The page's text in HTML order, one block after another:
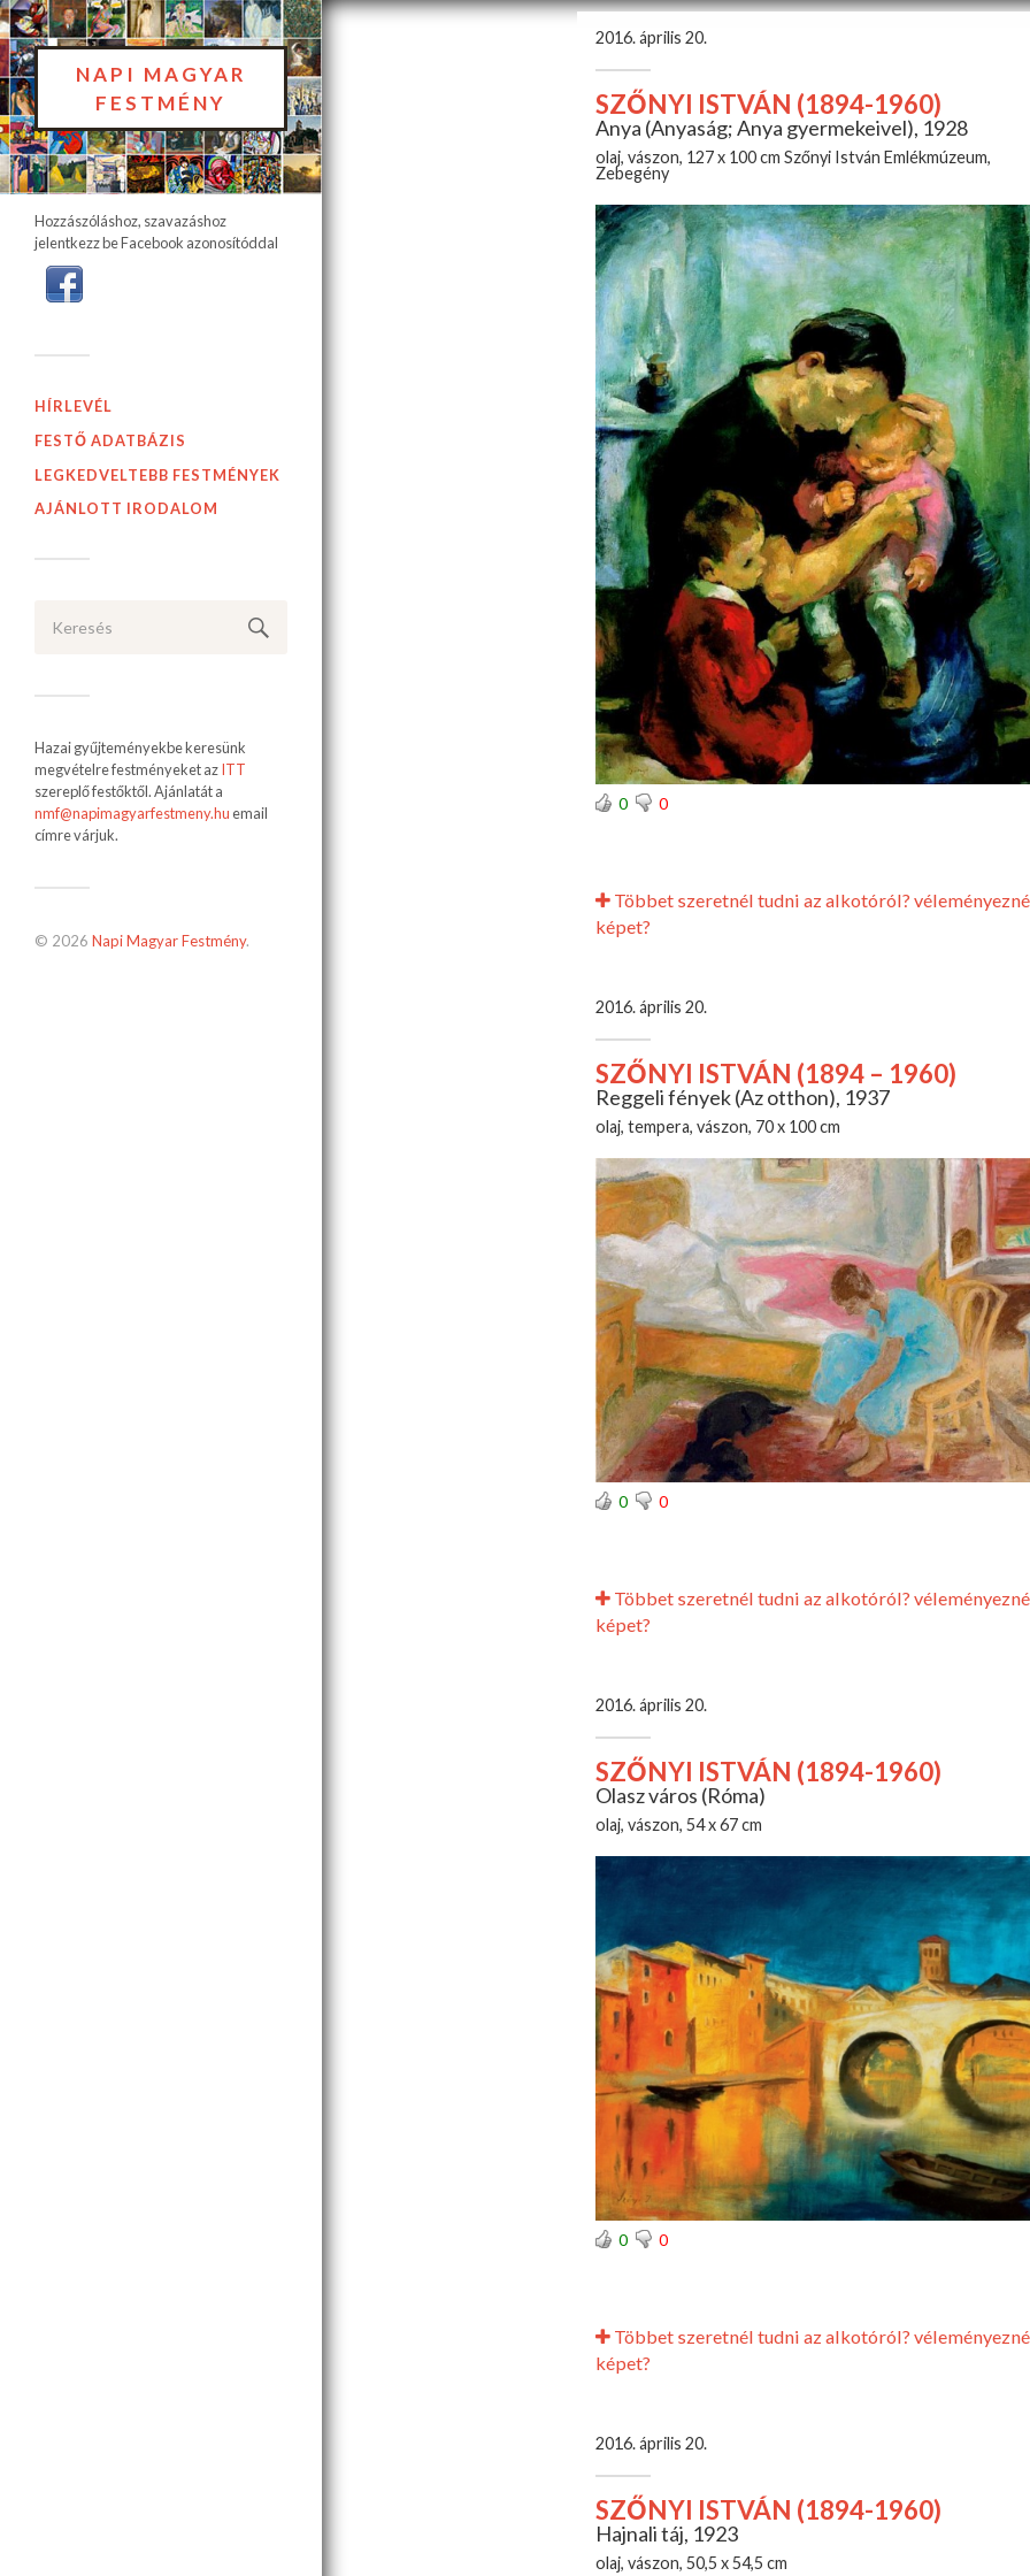
NAPI MAGYAR
FESTMÉNY
Hozzászóláshoz, szavazáshoz
jelentkezz be Facebook azonosítóddal
HÍRLEVÉL
FESTŐ ADATBÁZIS
LEGKEDVELTEBB FESTMÉNYEK
AJÁNLOTT IRODALOM
Hazai gyűjteményekbe keresünk
megvételre festményeket azITT
szereplő festőktől. Ajánlatát a
nmf@napimagyarfestmeny.hu email
címre várjuk.
© 2026 Napi Magyar Festmény.
2016. április 20.
SZŐNYI ISTVÁN (1894-1960)
Anya (Anyaság; Anya gyermekeivel), 1928
olaj, vászon, 127 x 100 cm Szőnyi István Emlékmúzeum,
Zebegény
0 0
Többet szeretnél tudni az alkotóról?
képet?
2016. április 20.
SZŐNYI ISTVÁN (1894 – 1960)
Reggeli fények (Az otthon), 1937
olaj, tempera, vászon, 70 x 100 cm
0 0
Többet szeretnél tudni az alkotóról?
képet?
2016. április 20.
SZŐNYI ISTVÁN (1894-1960)
Olasz város (Róma)
olaj, vászon, 54 x 67 cm
0 0
Többet szeretnél tudni az alkotóról?
képet?
2016. április 20.
SZŐNYI ISTVÁN (1894-1960)
Hajnali táj, 1923
olaj, vászon, 50,5 x 54,5 cm